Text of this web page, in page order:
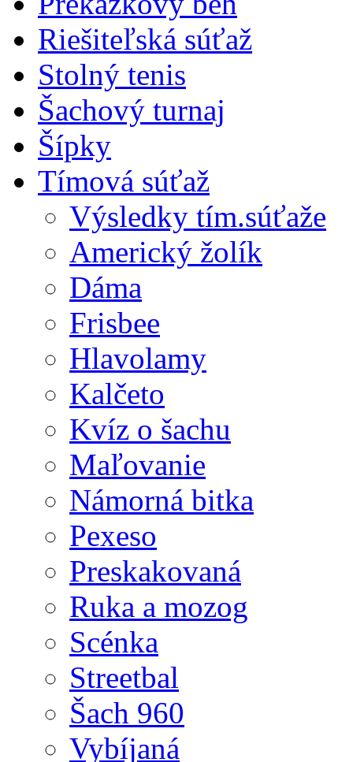
Riešiteľská súťaž
Stolný tenis
Šachový turnaj
Šípky
Tímová súťaž
Výsledky tím.súťaže
Americký žolík
Dáma
Frisbee
Hlavolamy
Kalčeto
Kvíz o šachu
Maľovanie
Námorná bitka
Pexeso
Preskakovaná
Ruka a mozog
Scénka
Streetbal
Šach 960
Vybíjaná